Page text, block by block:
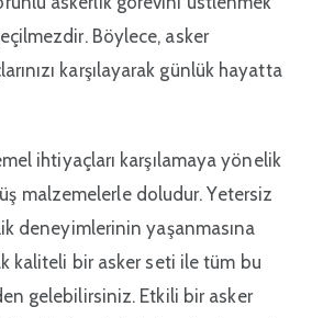
Böylece, asker
karşılayarak günlük hayatta
ihtiyaçları karşılamaya yönelik
malzemelerle doludur. Yetersiz
deneyimlerinin yaşanmasına
kaliteli bir asker seti ile tüm bu
gelebilirsiniz. Etkili bir asker